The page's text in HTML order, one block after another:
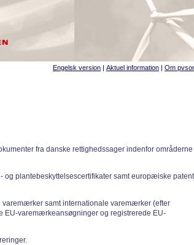
Engelsk version | Aktuel information | Om
fra danske rettighedssager indenfor områderne
plantebeskyttelsescertifikater samt europæiske
samt internationale varemærker (efter
EU-varemærkeansøgninger og registrerede EU-